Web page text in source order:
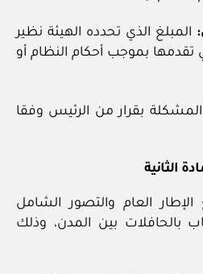
المبلغ الذي تحدده الهيئة نظير
تقدمها بموجب أحكام النظام أو
المشكلة بقرار من الرئيس وفقا
الثانية
العام والتصور الشامل
بالحافلات بين المدن، وذلك